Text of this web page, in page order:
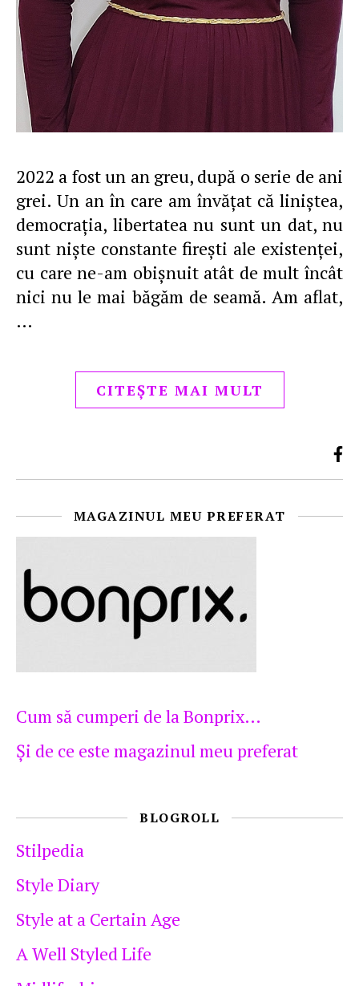
2022 a fost un an greu, după o serie de ani
grei. Un an în care am învăţat că liniştea,
democraţia, libertatea nu sunt un dat, nu
sunt nişte constante fireşti ale existenţei,
cu care ne-am obişnuit atât de mult încât
nici nu le mai băgăm de seamă. Am aflat,
…
CITEȘTE MAI MULT
MAGAZINUL MEU PREFERAT
Cum să cumperi de la Bonprix…
Şi de ce este magazinul meu preferat
BLOGROLL
Stilpedia
Style Diary
Style at a Certain Age
A Well Styled Life